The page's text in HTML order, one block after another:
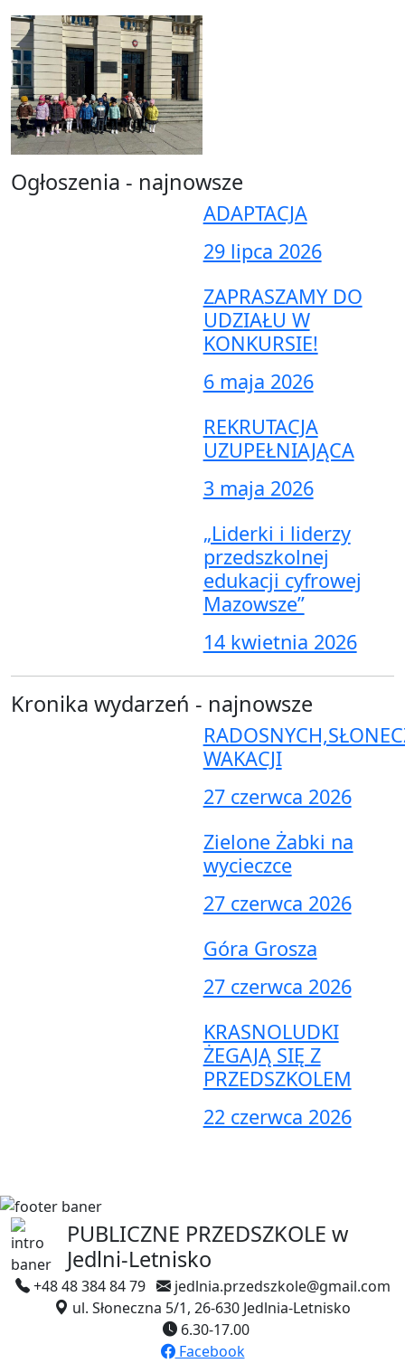
Ogłoszenia - najnowsze
ADAPTACJA
29 lipca 2026
ZAPRASZAMY DO
UDZIAŁU W
KONKURSIE!
6 maja 2026
REKRUTACJA
UZUPEŁNIAJĄCA
3 maja 2026
„Liderki i liderzy
przedszkolnej
edukacji cyfrowej
Mazowsze”
14 kwietnia 2026
Kronika wydarzeń - najnowsze
WAKACJI
27 czerwca 2026
Zielone Żabki na
wycieczce
27 czerwca 2026
Góra Grosza
27 czerwca 2026
KRASNOLUDKI
ŻEGAJĄ SIĘ Z
PRZEDSZKOLEM
22 czerwca 2026
PUBLICZNE PRZEDSZKOLE w
Jedlni-Letnisko
+48 48 384 84 79
jedlnia.przedszkole@gmail.com
ul. Słoneczna 5/1, 26-630 Jedlnia-Letnisko
6.30-17.00
Facebook